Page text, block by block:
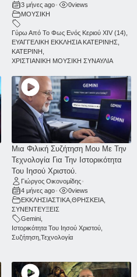
3 μήνες ago• 0views
ΜΟΥΣΙΚΗ
Γύρω Από Το Φως Ενός Κεριού ΧΙV (14)
ΕΥΑΓΓΕΛΙΚΗ ΕΚΚΛΗΣΙΑ ΚΑΤΕΡΙΝΗΣ
ΚΑΤΕΡΙΝΗ
ΧΡΙΣΤΙΑΝΙΚΗ ΜΟΥΣΙΚΗ ΣΥΝΑΥΛΙΑ
Μια Φιλική Συζήτηση Μου Με Την
Τεχνολογία Για Την Ιστορικότητα
Του Ιησού Χριστού.
Γιώργος Οικονομίδης•
4 μήνες ago• 0views
ΕΚΚΛΗΣΙΑΣΤΙΚΑ ΘΡΗΣΚΕΙΑ
ΣΥΝΕΝΤΕΥΞΕΙΣ
Gemini
Ιστορικότητα Του Ιησού Χριστού
Συζήτηση Τεχνολογία